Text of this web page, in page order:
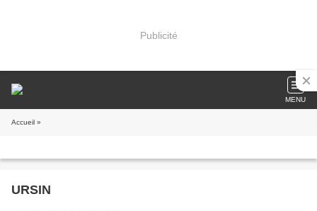
Publicité
MENU
Accueil »
URSIN